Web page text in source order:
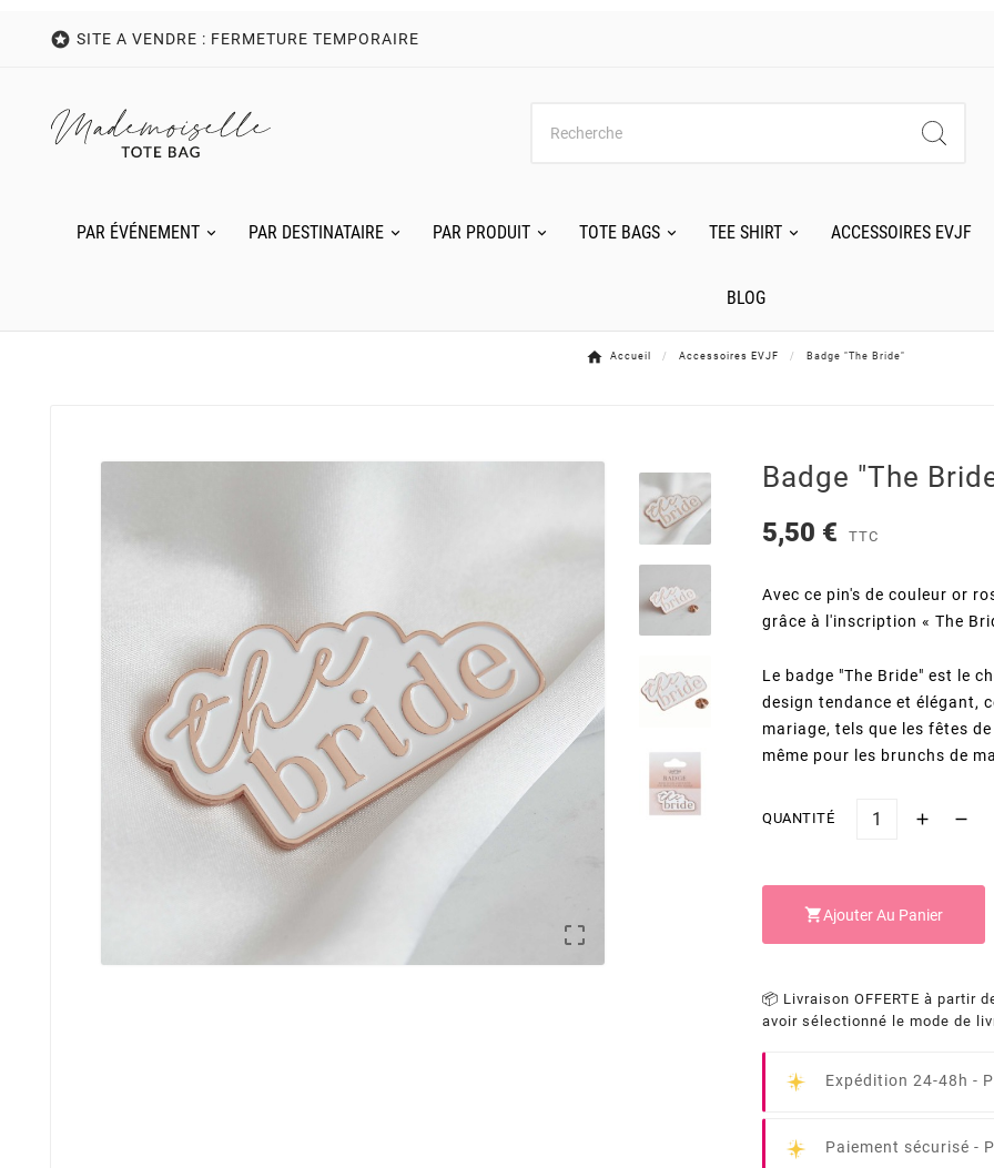
 SITE A VENDRE : FERMETURE TEMPORAIRE
PAR ÉVÉNEMENT PAR DESTINATAIRE PAR PRODUIT TOTE BAGS TEE SHIRT ACCESSOIRES EVJF
BLOG
Accueil Accessoires EVJF Badge "The Bride"

Badge "The
5,50 € TTC
Avec ce pin's de couleur or
grâce à l'inscription « The
Le badge "The Bride" est le
design tendance et élégant,
mariage, tels que les fêtes
même pour les brunchs de
QUANTITÉ
Ajouter Au Panier
📦 Livraison OFFERTE à partir
avoir sélectionné le mode de
Expédition 24-48h -
Paiement sécurisé -